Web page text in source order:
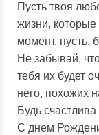
Пусть твоя
жизни,
момент, пусть,
Не забывай,
тебя их будет
него, похожих
Будь
С днем